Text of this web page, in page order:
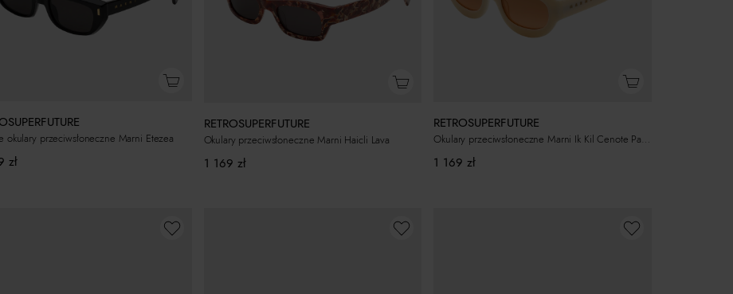
okulary przeciwsłoneczne Marni Etezea
zł
RETROSUPERFUTURE
Okulary przeciwsłoneczne Marni Haicli Lava
1 169 zł
RETROSUPERFUTURE
Okulary przeciwsłoneczne Marni Ik Kil Cenote Panna
1 169zł